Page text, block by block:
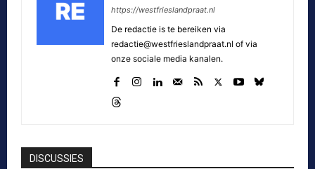
https://westfrieslandpraat.nl
De redactie is te bereiken via
redactie@westfrieslandpraat.nl of via
onze sociale media kanalen.
DISCUSSIES